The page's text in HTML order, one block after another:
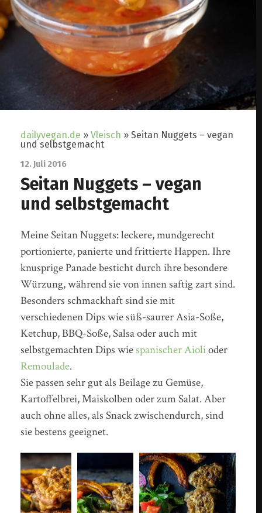
dailyvegan.de »Vleisch »Seitan Nuggets – vegan
und selbstgemacht
12. Juli 2016
Seitan Nuggets – vegan
und selbstgemacht
Meine Seitan Nuggets: leckere, mundgerecht
portionierte, panierte und frittierte Happen. Ihre
knusprige Panade besticht durch ihre besondere
Würzung, während sie von innen saftig zart sind.
Besonders schmackhaft sind sie mit
verschiedenen Dips wie süß-saurer Asia-Soße,
Ketchup, BBQ-Soße, Salsa oder auch mit
selbstgemachten Dips wiespanischer Aiolioder
Remoulade.
Sie passen sehr gut als Beilage zu Gemüse,
Kartoffelbrei, Maiskolben oder zum Salat. Aber
auch ohne alles, als Snack zwischendurch, sind
sie bestens geeignet.